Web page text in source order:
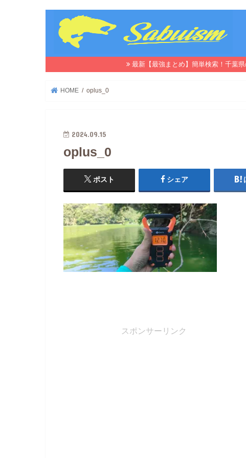
最新【最強まとめ】簡単検索！千葉
HOME oplus_0
2024.09.15
oplus_0
ポスト シェア
スポンサーリンク